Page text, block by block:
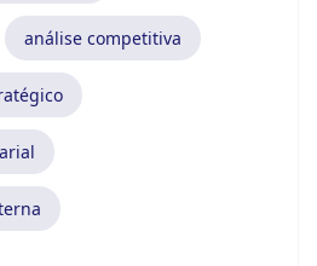
análise competitiva